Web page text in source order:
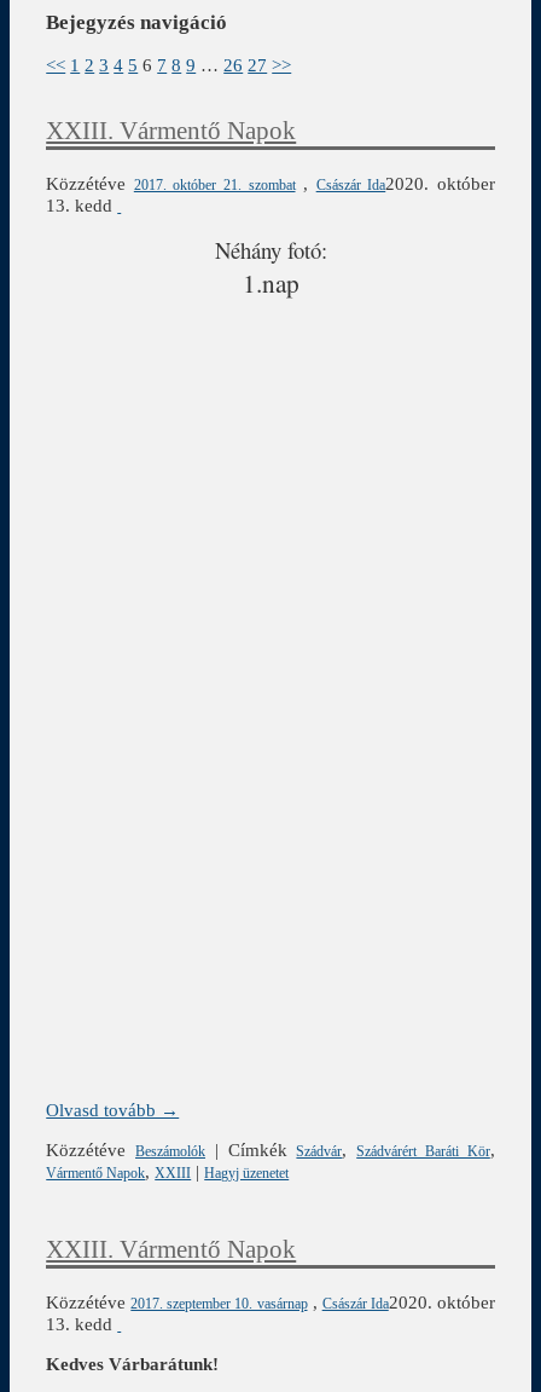
Bejegyzés navigáció
<< 1 2 3 4 5 6 7 8 9 … 26 27 >>
XXIII. Vármentő Napok
Közzétéve 2017. október 21. szombat , Császár Ida2020. október
13. kedd
Néhány fotó:
1.nap
Olvasd tovább →
Közzétéve
Beszámolók | Címkék Szádvár,Szádvárért Baráti Kör,
Vármentő Napok,XXIII |Hagyj üzenetet
XXIII. Vármentő Napok
Közzétéve2017. szeptember 10. vasárnap , Császár Ida2020. október
13. kedd
Kedves Várbarátunk!